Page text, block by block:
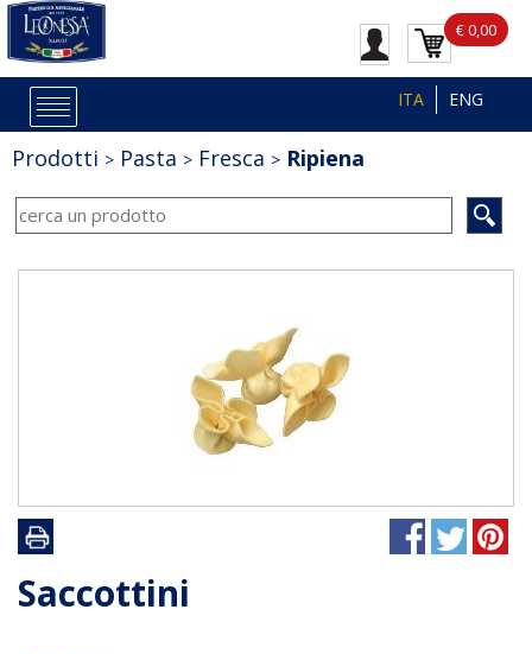
€ 0,00
ITA ENG
Prodotti Pasta Fresca Ripiena
Saccottini